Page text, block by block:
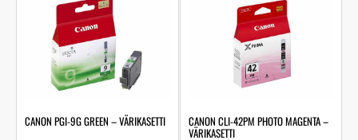
CANON PGI-9G GREEN – VÄRIKASETTI CANON CLI-42PM PHOTO MAGENTA –
VÄRIKASETTI